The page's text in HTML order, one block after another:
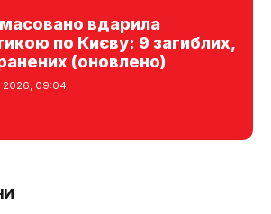
масовано вдарила
по Києву: 9 загиблих,
(оновлено)
2026, 09:04